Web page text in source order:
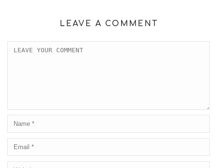
LEAVE A COMMENT